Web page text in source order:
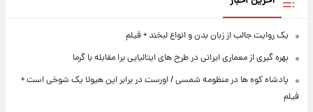
یک روایت جالب از زبان بدن و انواع لبخند + فیلم
بهره گیری از معماری ایرانی در طرح های ایتالیایی برا مقابله با گرما
پادشاه کوه ها در منظومه شمسی / اورست در برابر این هیولا یک شوخی است +
فیلم